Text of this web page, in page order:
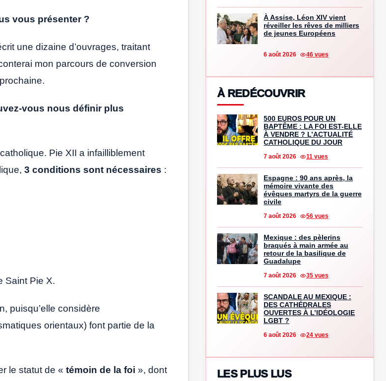
vous présenter ?
une dizaine d’ouvrages, traitant
mon parcours de conversion
vous nous définir plus
Pie XII a infailliblement
3 conditions sont nécessaires :
Saint Pie X.
puisqu’elle considère
orientaux) font partie de la
le statut de « témoin de la foi », dont
À Assise, Léon XIV vient
réveiller les rêves de milliers
de jeunes Européens
6 août 2026 46 vues
À REDÉCOUVRIR
500 EUROS POUR UN
BAPTÊME : LA FOI EST-ELLE
À VENDRE ? L’ACTUALITÉ
CATHOLIQUE DU JOUR
7 août 2026 11 vues
Espagne : 90 ans après, la
mémoire vivante des
évêques martyrs de la guerre
civile
7 août 2026 56 vues
Mexique : des pèlerins
braqués à main armée au
retour de la basilique de
Guadalupe
7 août 2026 35 vues
SCANDALE AU MEXIQUE :
DES CATHÉDRALES
OUVERTES À L’IDÉOLOGIE
LGBT ?
6 août 2026 24 vues
LES PLUS LUS